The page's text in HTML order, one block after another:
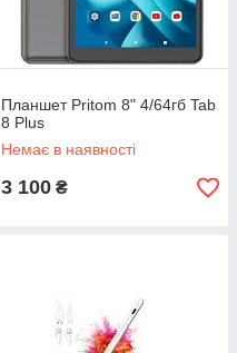
Планшет Pritom 8" 4/64гб Tab
8 Plus
Немає в наявності
3 100 ₴